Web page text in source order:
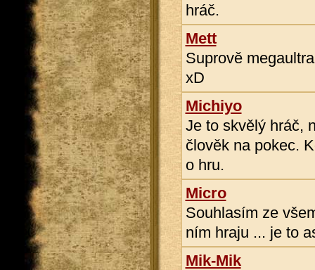
hráč.
Mett
Suprově
xD
Michiyo
Je to skvělý hráč,
člověk na pokec.
o hru.
Micro
Souhlasím ze
ním hraju ... je to
Mik-Mik